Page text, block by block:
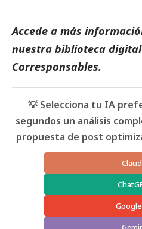
Accede a más
nuestra biblioteca
Corresponsables.
💡 Selecciona tu IA
segundos un análisis
propuesta de post